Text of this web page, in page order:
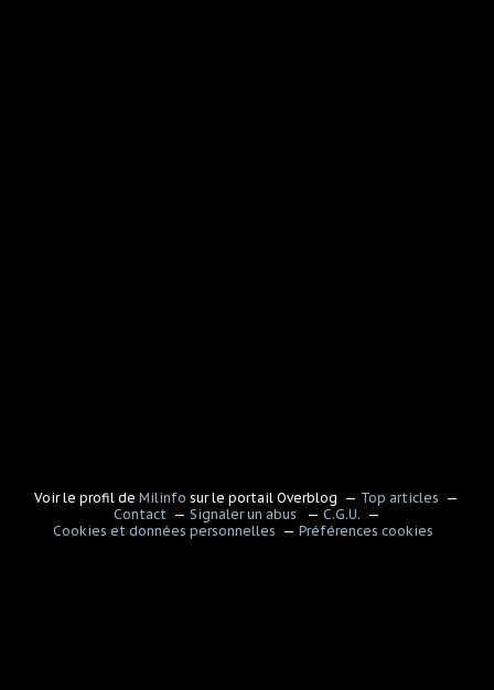
Voir le profil deMilinfo sur le portail Overblog
Top articles
Contact
Signaler un abus
C.G.U.
Cookies et données personnelles
Préférences cookies